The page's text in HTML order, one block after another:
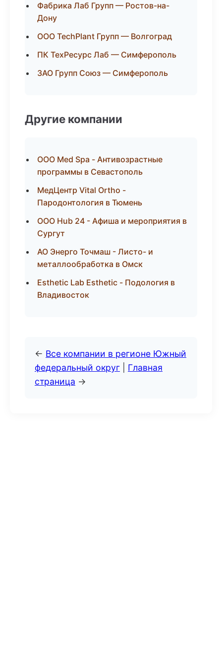
Фабрика Лаб Групп — Ростов-на-
Дону
ООО TechPlant Групп — Волгоград
ПК ТехРесурс Лаб — Симферополь
ЗАО Групп Союз — Симферополь
Другие компании
ООО Med Spa - Антивозрастные
программы в Севастополь
МедЦентр Vital Ortho -
Пародонтология в Тюмень
ООО Hub 24 - Афиша и мероприятия в
Сургут
АО Энерго Точмаш - Листо- и
металлообработка в Омск
Esthetic Lab Esthetic - Подология в
Владивосток
← Все компании в регионе Южный
федеральный округ
Главная
страница →